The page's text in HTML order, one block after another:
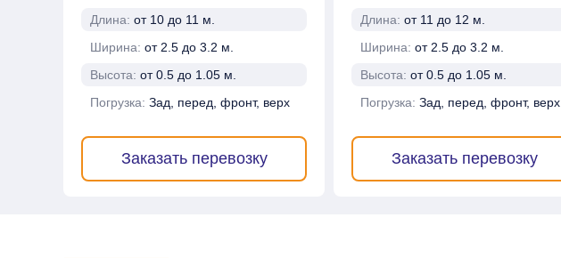
Длина: от 10 до 11 м.
Ширина: от 2.5 до 3.2 м.
Высота: от 0.5 до 1.05 м.
Погрузка: Зад, перед, фронт, верх
Заказать перевозку
Длина: от 11 до 12 м.
Ширина: от 2.5 до 3.2 м.
Высота: от 0.5 до 1.05 м.
Погрузка: Зад, перед, фронт, верх
Заказать перевозку